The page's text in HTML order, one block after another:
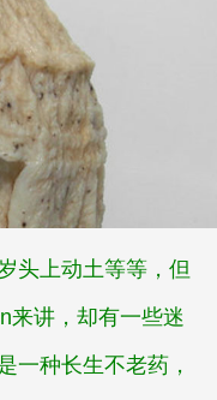
头上动土等等，但
来讲，却有一些迷
一种长生不老药，